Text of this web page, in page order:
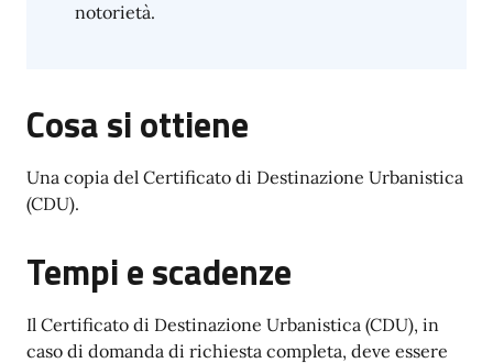
notorietà.
Cosa si ottiene
Una copia del Certificato di Destinazione Urbanistica
(CDU).
Tempi e scadenze
Il Certificato di Destinazione Urbanistica (CDU), in
caso di domanda di richiesta completa, deve essere